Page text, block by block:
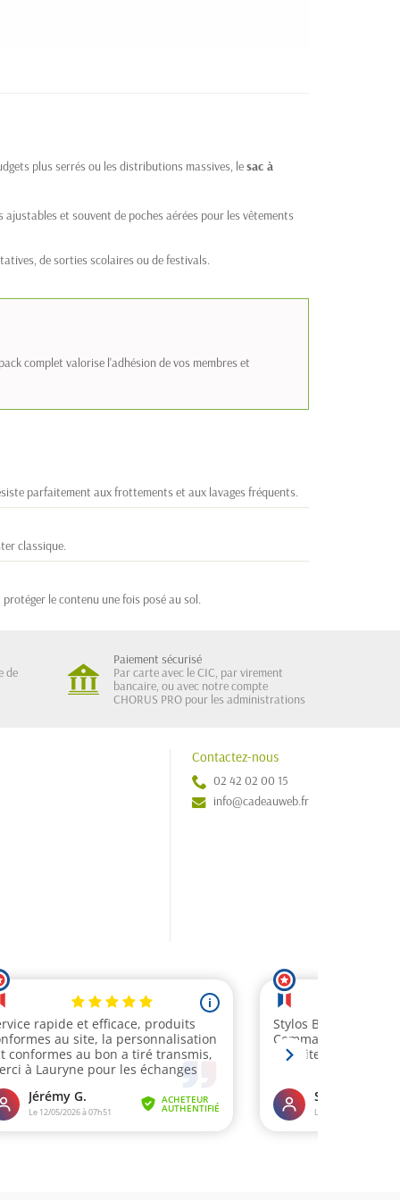
plus serrés ou les distributions massives, lesac à
et souvent de poches aérées pour les vêtements
de sorties scolaires ou de festivals.
complet valorise l'adhésion de vos membres et
parfaitement aux frottements et aux lavages fréquents.
classique.
le contenu une fois posé au sol.
de
Paiement sécurisé
Par carte avec le CIC, par virement
bancaire, ou avec notre compte
CHORUS PRO pour les administrations
Contactez-nous
02 42 02 00 15
info@cadeauweb.fr